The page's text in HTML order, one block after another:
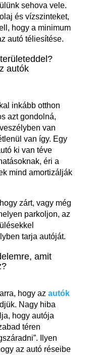
sehova vele.
és vízszinteket,
hogy a minimum
autó téliesítése.
autók
inkább otthon
azt gondolná,
van
van így. Egy
ki van téve
éri a
mind amortizálják
zárt, vagy még
parkoljon, az
tarja autóját.
amit
hogy az autók
Nagy hiba
hogy autója
téren
Ilyen
az autó réseibe